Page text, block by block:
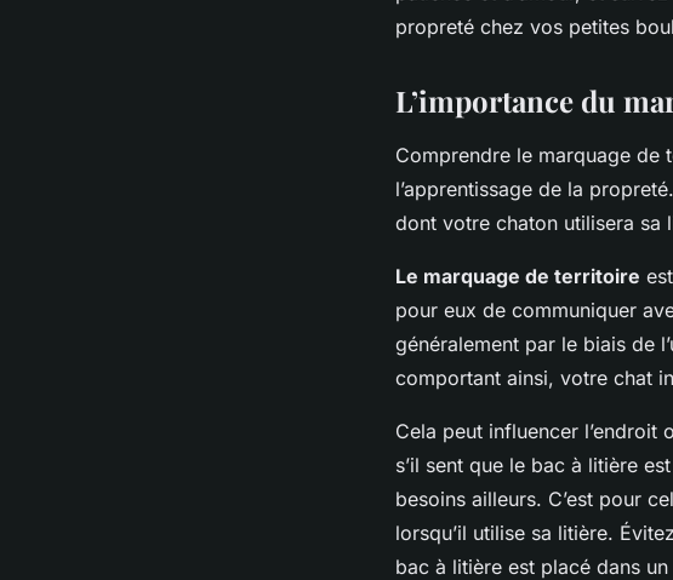
propreté chez vos petites
L’importance du
Comprendre le marquage de
l’apprentissage de la
dont votre chaton utilisera sa
Le marquage de territoire
pour eux de communiquer
généralement par le biais de
comportant ainsi, votre chat
Cela peut influencer
s’il sent que le bac à litière
besoins ailleurs. C’est pour
lorsqu’il utilise sa litière.
bac à litière est placé dans